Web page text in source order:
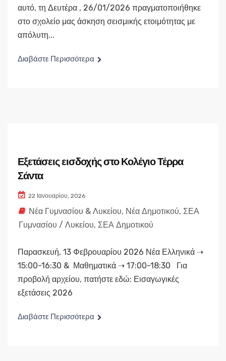
αυτό, τη Δευτέρα , 26/01/2026 πραγματοποιήθηκε
στο σχολείο μας άσκηση σεισμικής ετοιμότητας με
απόλυτη...
Διαβάστε Περισσότερα
Εξετάσεις εισδοχής στο Κολέγιο Τέρρα
Σάντα
22 Ιανουαρίου, 2026
Νέα Γυμνασίου & Λυκείου, Νέα Δημοτικού, ΣΕΑ
Γυμνασίου / Λυκείου, ΣΕΑ Δημοτικού
Παρασκευή, 13 Φεβρουαρίου 2026 Νέα Ελληνικά ➝
15:00-16:30 & Μαθηματικά ➝ 17:00-18:30 Για
προβολή αρχείου, πατήστε εδώ: Εισαγωγικές
εξετάσεις 2026
Διαβάστε Περισσότερα